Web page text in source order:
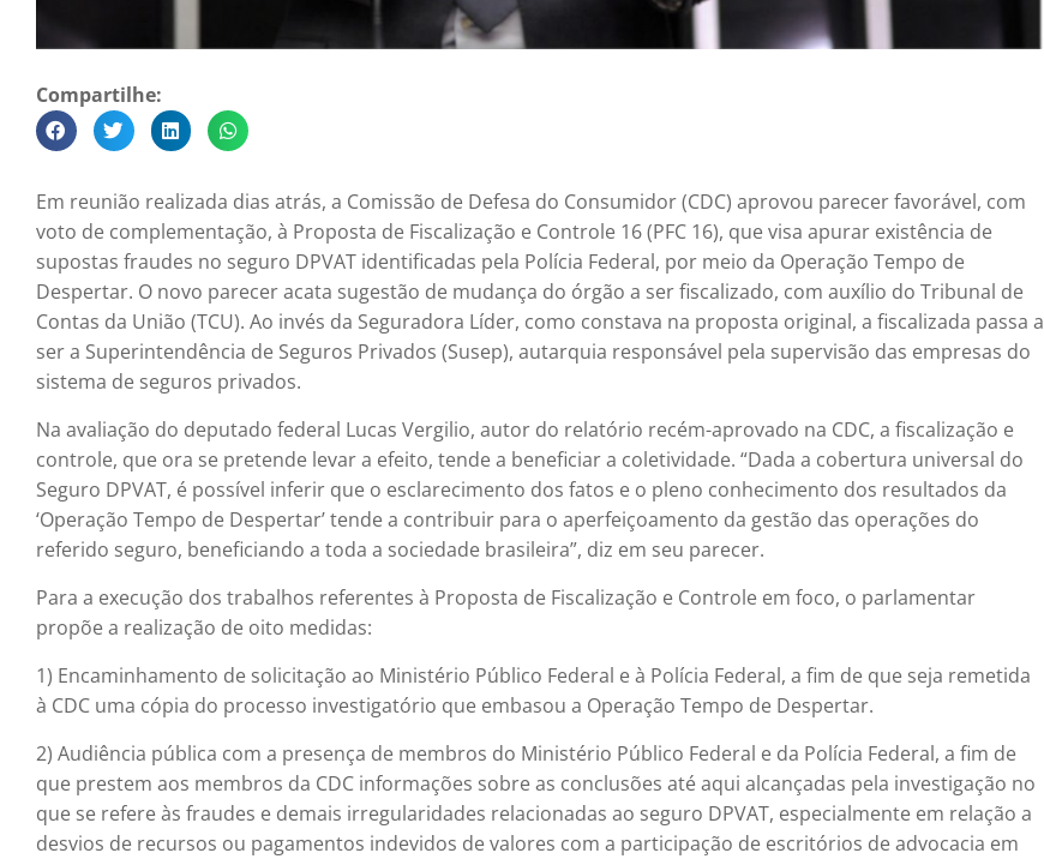
Compartilhe:
Em reunião realizada dias atrás, a Comissão de Defesa do Consumidor (CDC) aprovou parecer favorável, com
voto de complementação, à Proposta de Fiscalização e Controle 16 (PFC 16), que visa apurar existência de
supostas fraudes no seguro DPVAT identificadas pela Polícia Federal, por meio da Operação Tempo de
Despertar. O novo parecer acata sugestão de mudança do órgão a ser fiscalizado, com auxílio do Tribunal de
Contas da União (TCU). Ao invés da Seguradora Líder, como constava na proposta original, a fiscalizada passa a
ser a Superintendência de Seguros Privados (Susep), autarquia responsável pela supervisão das empresas do
sistema de seguros privados.
Na avaliação do deputado federal Lucas Vergilio, autor do relatório recém-aprovado na CDC, a fiscalização e
controle, que ora se pretende levar a efeito, tende a beneficiar a coletividade. “Dada a cobertura universal do
Seguro DPVAT, é possível inferir que o esclarecimento dos fatos e o pleno conhecimento dos resultados da
‘Operação Tempo de Despertar’ tende a contribuir para o aperfeiçoamento da gestão das operações do
referido seguro, beneficiando a toda a sociedade brasileira”, diz em seu parecer.
Para a execução dos trabalhos referentes à Proposta de Fiscalização e Controle em foco, o parlamentar
propõe a realização de oito medidas:
1) Encaminhamento de solicitação ao Ministério Público Federal e à Polícia Federal, a fim de que seja remetida
à CDC uma cópia do processo investigatório que embasou a Operação Tempo de Despertar.
2) Audiência pública com a presença de membros do Ministério Público Federal e da Polícia Federal, a fim de
que prestem aos membros da CDC informações sobre as conclusões até aqui alcançadas pela investigação no
que se refere às fraudes e demais irregularidades relacionadas ao seguro DPVAT, especialmente em relação a
desvios de recursos ou pagamentos indevidos de valores com a participação de escritórios de advocacia em